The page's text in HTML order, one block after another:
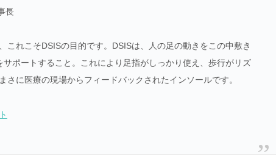
長
これこそDSISの目的です。DSISは、人の足の動きをこの中敷き
ポートすること。これにより足指がしっかり使え、歩行がリズ
さに医療の現場からフィードバックされたインソールです。